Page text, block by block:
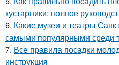
кустарники: полное
6. Какие музеи и театры
самыми популярными среди
7. Все правила посадки
инструкция